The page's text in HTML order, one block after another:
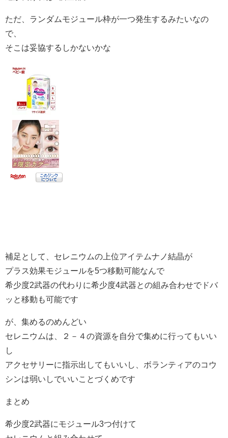
ただ、ランダムモジュール枠が一つ発生するみたいなの
で、
そこは妥協するしかないかな
補足として、セレニウムの上位アイテムナノ結晶が
プラス効果モジュールを5つ移動可能なんで
希少度2武器の代わりに希少度4武器との組み合わせでドバ
ッと移動も可能です
が、集めるのめんどい
セレニウムは、２－４の資源を自分で集めに行ってもいい
し
アクセサリーに指示出してもいいし、ボランティアのコウ
シンは弱いしでいいことづくめです
まとめ
希少度2武器にモジュール3つ付けて